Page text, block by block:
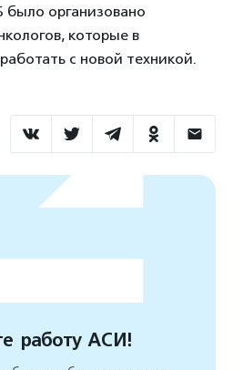
было организовано
которые в
с новой техникой.
работу АСИ!